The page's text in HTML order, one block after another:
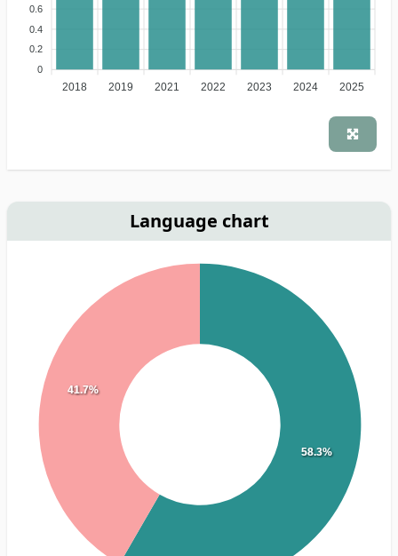
0.6
0.4
0.2
0
2018 2019 2021 2022 2023 2024 2025
Language chart
58.3%
41.7%